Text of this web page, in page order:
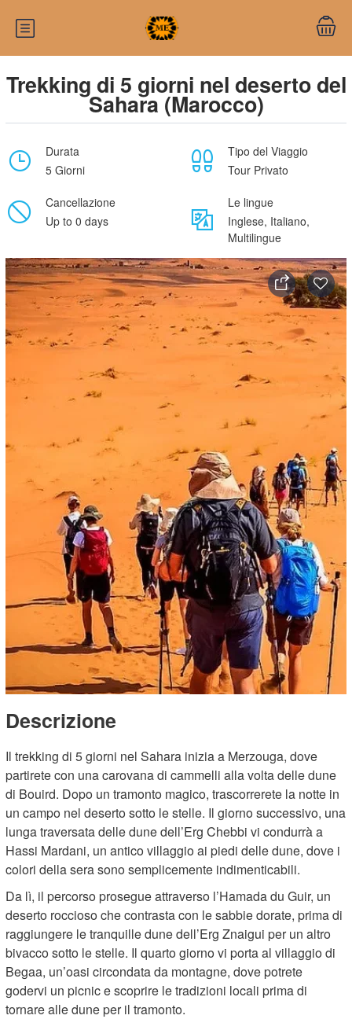
Trekking di 5 giorni nel deserto del
Sahara (Marocco)
Durata
5 Giorni
Tipo del Viaggio
Tour Privato
Cancellazione
Up to 0 days
Le lingue
Inglese, Italiano,
Multilingue
Descrizione
Il trekking di 5 giorni nel Sahara inizia a Merzouga, dove
partirete con una carovana di cammelli alla volta delle dune
di Bouird. Dopo un tramonto magico, trascorrerete la notte in
un campo nel deserto sotto le stelle. Il giorno successivo, una
lunga traversata delle dune dell’Erg Chebbi vi condurrà a
Hassi Mardani, un antico villaggio ai piedi delle dune, dove i
colori della sera sono semplicemente indimenticabili.
Da lì, il percorso prosegue attraverso l’Hamada du Guir, un
deserto roccioso che contrasta con le sabbie dorate, prima di
raggiungere le tranquille dune dell’Erg Znaigui per un altro
bivacco sotto le stelle. Il quarto giorno vi porta al villaggio di
Begaa, un’oasi circondata da montagne, dove potrete
godervi un picnic e scoprire le tradizioni locali prima di
tornare alle dune per il tramonto.